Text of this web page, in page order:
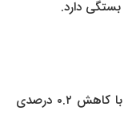
دارد.
امروز ۸ اسفند ۱۴۰۴ با کاهش ۰.۲ درصدی